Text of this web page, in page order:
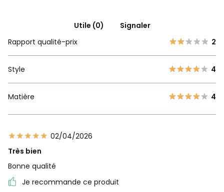
Utile (0)
Signaler
Rapport qualité-prix
2
Style 4
Matière 4
02/04/2026
Très bien
Bonne qualité
Je recommande ce produit